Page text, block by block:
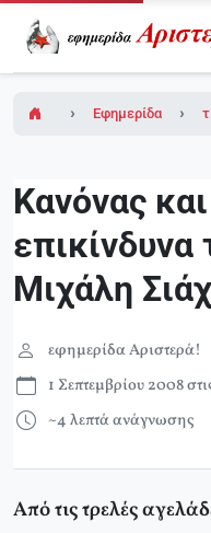
Εφημερίδα
Κανόνας
Μιχάλη
εφημερίδα Αριστερά!
1 Σεπτεμβρίου 2008
~4 λεπτά ανάγνωσης
Από τις τρελές